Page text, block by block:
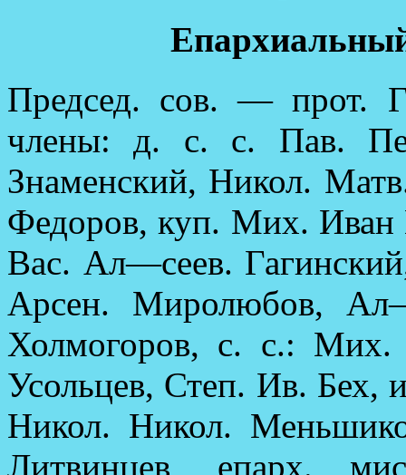
Председ. сов. — прот.
члены: д. с. с. Пав.
Знаменский, Никол.
Федоров, куп. Мих. Иван
Вас. Ал—сеев.
Арсен. Миролюбов,
Холмогоров, с. с.: Мих.
Усольцев, Степ. Ив. Бех,
Никол. Никол.
Литвинцев, епарх.